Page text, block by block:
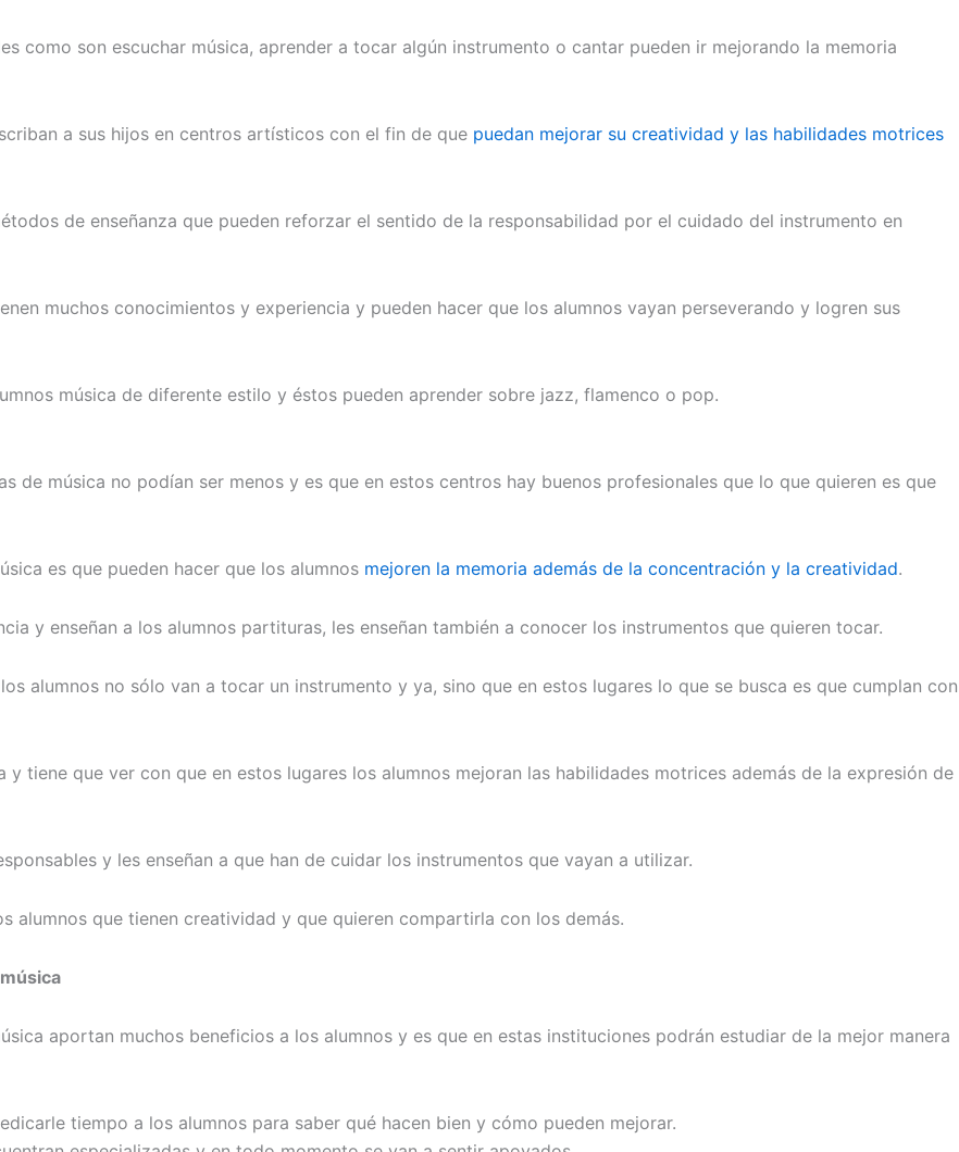
como son escuchar música, aprender a tocar algún instrumento o cantar pueden ir mejorando la memoria
a sus hijos en centros artísticos con el fin de que puedan mejorar su creatividad y las habilidades motrices
de enseñanza que pueden reforzar el sentido de la responsabilidad por el cuidado del instrumento en
muchos conocimientos y experiencia y pueden hacer que los alumnos vayan perseverando y logren sus
música de diferente estilo y éstos pueden aprender sobre jazz, flamenco o pop.
de música no podían ser menos y es que en estos centros hay buenos profesionales que lo que quieren es que
es que pueden hacer que los alumnos mejoren la memoria además de la concentración y la creatividad.
y enseñan a los alumnos partituras, les enseñan también a conocer los instrumentos que quieren tocar.
alumnos no sólo van a tocar un instrumento y ya, sino que en estos lugares lo que se busca es que cumplan con
tiene que ver con que en estos lugares los alumnos mejoran las habilidades motrices además de la expresión de
y les enseñan a que han de cuidar los instrumentos que vayan a utilizar.
alumnos que tienen creatividad y que quieren compartirla con los demás.
aportan muchos beneficios a los alumnos y es que en estas instituciones podrán estudiar de la mejor manera
tiempo a los alumnos para saber qué hacen bien y cómo pueden mejorar.